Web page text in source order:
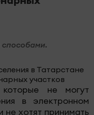
не могут
в электронном
не хотят принимать